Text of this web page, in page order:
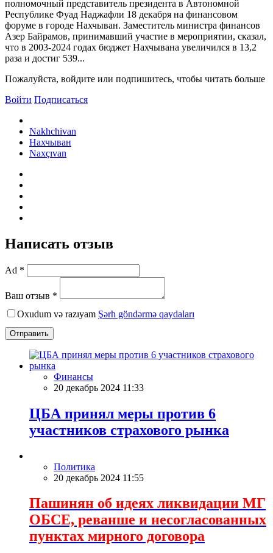
полномочный представитель президента в Автономной
Республике Фуад Наджафли 18 декабря на финансовом
форуме в городе Нахчыван. Заместитель министра финансов
Азер Байрамов, принимавший участие в мероприятии, сказал,
что в 2003-2024 годах бюджет Нахчывана увеличился в 13,2
раза и достиг 539...
Пожалуйста, войдите или подпишитесь, чтобы читать больше
Войти Подписаться
Nakhchivan
Нахчыван
Naxçıvan
Написать отзыв
Ad *
Ваш отзыв *
Oxudum və razıyam Şərh göndərmə qaydaları
Отправить
Финансы
20 декабрь 2024 11:33
ЦБА принял меры против 6
участников страхового рынка
Политика
20 декабрь 2024 11:55
Пашинян об идеях ликвидации МГ
ОБСЕ, реванше и несогласованных
пунктах мирного договора